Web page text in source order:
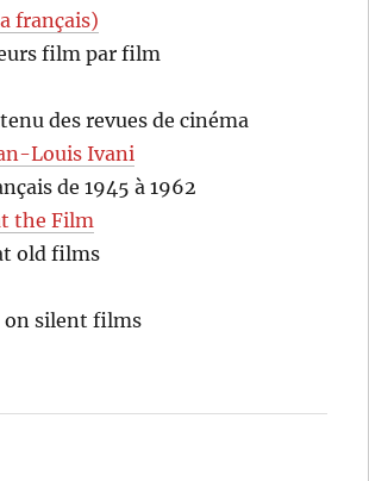
français)
film par film
des revues de cinéma
Louis Ivani
de 1945 à 1962
the Film
old films
on silent films